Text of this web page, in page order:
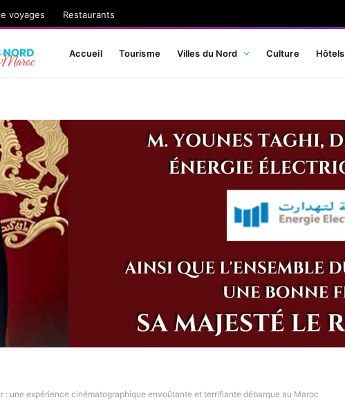
voyages Restaurants
Accueil Tourisme Villes du Nord Culture Hôtels
: une expérience cinématographique envoûtante et terrifiante débarque au Maroc